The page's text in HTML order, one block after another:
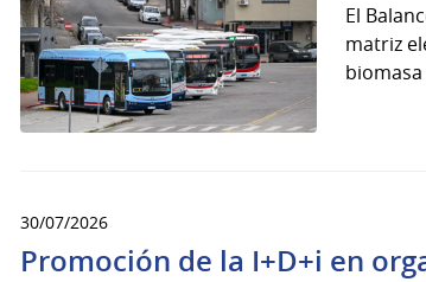
El
matriz
30/07/2026
Promoción de la I+D+i en